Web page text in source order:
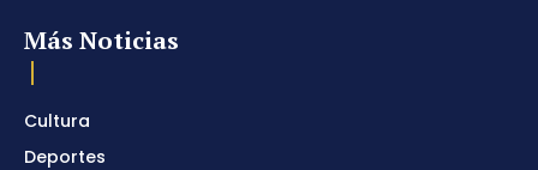
Más Noticias
Cultura
Deportes